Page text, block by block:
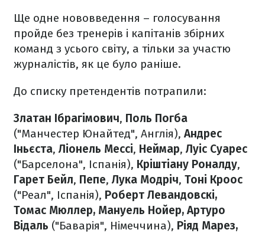
Ще одне нововведення – голосування
пройде без тренерів і капітанів збірних
команд з усього світу, а тільки за участю
журналістів, як це було раніше.
До списку претендентів потрапили:
Златан Ібрагімович, Поль Погба
("Манчестер Юнайтед", Англія), Андрес
Іньєста, Ліонель Мессі, Неймар, Луіс Суарес
("Барселона", Іспанія), Кріштіану Роналду,
Гарет Бейл, Пепе, Лука Модріч, Тоні Кроос
("Реал", Іспанія), Роберт Левандовскі,
Томас Мюллер, Мануель Нойер, Артуро
Відаль ("Баварія", Німеччина), Ріяд Марез,